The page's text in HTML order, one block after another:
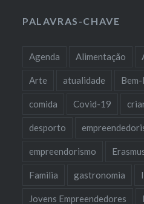
PALAVRAS-CHAVE
Agenda Alimentação
Arte atualidade
comida Covid-19
desporto
empreendorismo
Familia gastronomia
Jovens Empreendedores